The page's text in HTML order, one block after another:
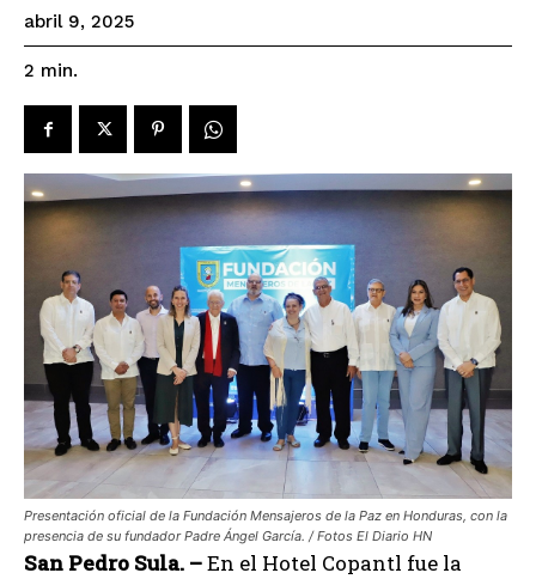
abril 9, 2025
2 min.
Presentación oficial de la Fundación Mensajeros de la Paz en Honduras, con la
presencia de su fundador Padre Ángel García. / Fotos El Diario HN
San Pedro Sula. –En el Hotel Copantl fue la